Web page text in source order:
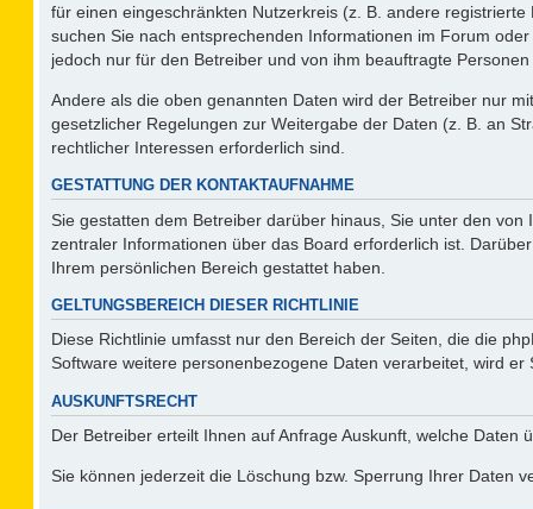
für einen eingeschränkten Nutzerkreis (z. B. andere
suchen Sie nach entsprechenden Informationen im Forum
jedoch nur für den Betreiber und von ihm beauftragte
Andere als die oben genannten Daten wird der Betreiber nur
gesetzlicher Regelungen zur Weitergabe der Daten (z. B. an
rechtlicher Interessen erforderlich sind.
GESTATTUNG DER KONTAKTAUFNAHME
Sie gestatten dem Betreiber darüber hinaus, Sie unter den
zentraler Informationen über das Board erforderlich ist.
Ihrem persönlichen Bereich gestattet haben.
GELTUNGSBEREICH DIESER RICHTLINIE
Diese Richtlinie umfasst nur den Bereich der Seiten, die die
Software weitere personenbezogene Daten verarbeitet, wird
AUSKUNFTSRECHT
Der Betreiber erteilt Ihnen auf Anfrage Auskunft, welche Daten
Sie können jederzeit die Löschung bzw. Sperrung Ihrer Daten